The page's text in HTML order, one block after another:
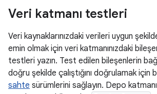
Veri katmanı testleri
Veri kaynaklarınızdaki verileri uygun
emin olmak için veri katmanınızdaki
testleri yazın. Test edilen bileşenlerin
doğru şekilde çalıştığını doğrulamak için
sahte sürümlerini sağlayın. Depo